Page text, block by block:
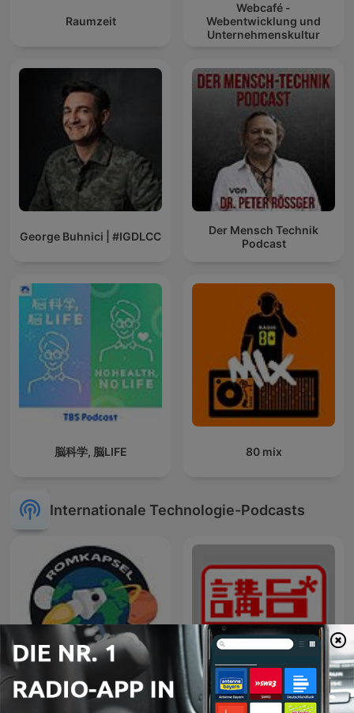
Raumzeit
Webcafé -
Webentwicklung und
Unternehmenskultur
George Buhnici | #IGDLCC
Der Mensch Technik
Podcast
脳科学, 脳LIFE 80 mix
Internationale Technologie-Podcasts